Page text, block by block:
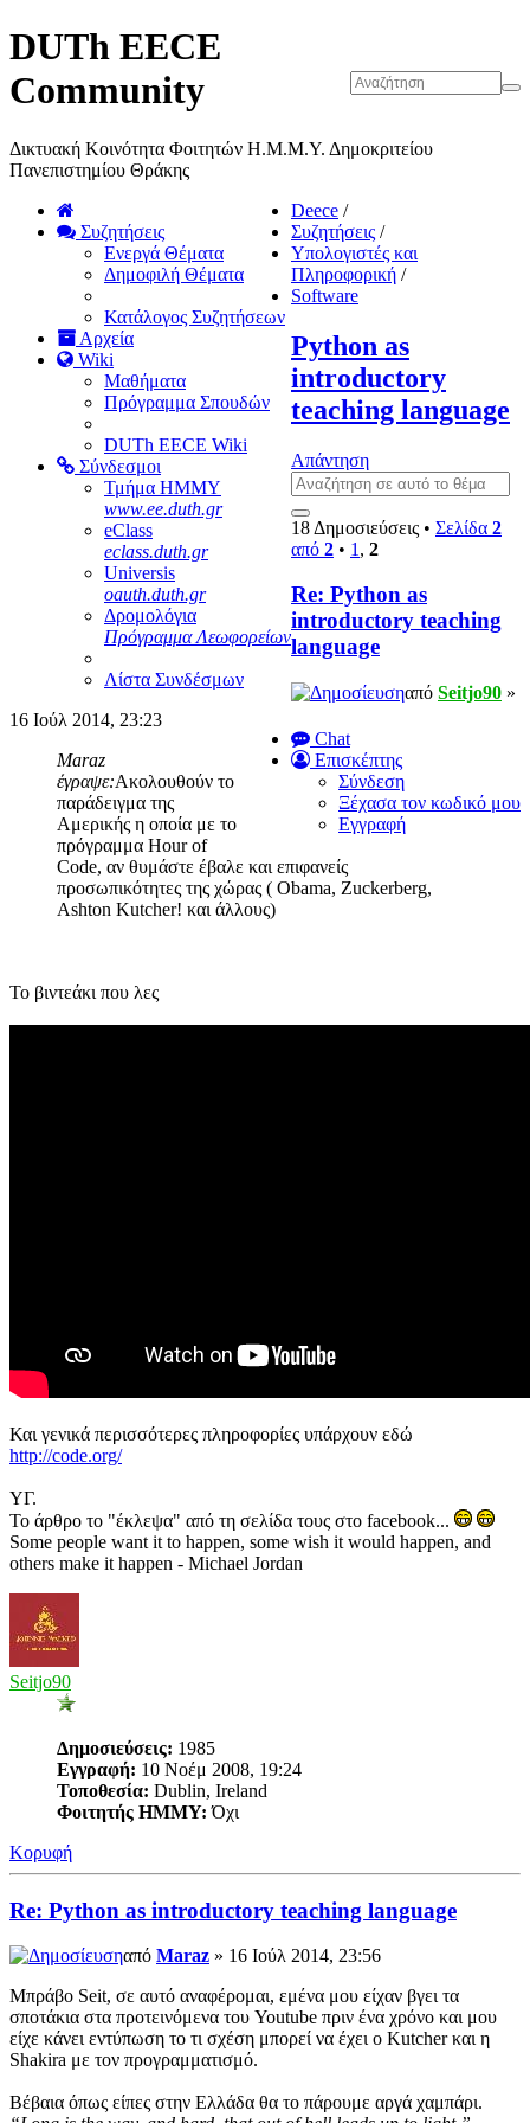
DUTh EECE
Community
Δικτυακή Κοινότητα Φοιτητών Η.Μ.Μ.Υ. Δημοκριτείου
Πανεπιστημίου Θράκης
Συζητήσεις
Ενεργά Θέματα
Δημοφιλή Θέματα
Κατάλογος Συζητήσεων
Αρχεία
Wiki
Μαθήματα
Πρόγραμμα Σπουδών
DUTh EECE Wiki
Σύνδεσμοι
Τμήμα ΗΜΜΥ
www.ee.duth.gr
eClass
eclass.duth.gr
Universis
oauth.duth.gr
Δρομολόγια
Πρόγραμμα Λεωφορείων
Λίστα Συνδέσμων
Chat
Επισκέπτης
Σύνδεση
Ξέχασα τον κωδικό μου
Εγγραφή
Deece /
Συζητήσεις /
Υπολογιστές και
Πληροφορική /
Software
Python as
introductory
teaching language
Απάντηση
18 Δημοσιεύσεις • Σελίδα 2
από 2 • 1 , 2
Re: Python as
introductory teaching
language
από Seitjo90 »
16 Ιούλ 2014, 23:23
Maraz
έγραψε:Ακολουθούν το
παράδειγμα της
Αμερικής η οποία με το
πρόγραμμα Hour of
Code, αν θυμάστε έβαλε και επιφανείς
προσωπικότητες της χώρας ( Obama, Zuckerberg,
Ashton Kutcher! και άλλους)
Το βιντεάκι που λες
Και γενικά περισσότερες πληροφορίες υπάρχουν εδώ
http://code.org/
ΥΓ.
Το άρθρο το "έκλεψα" από τη σελίδα τους στο facebook...
Some people want it to happen, some wish it would happen, and
others make it happen - Michael Jordan
Seitjo90
Δημοσιεύσεις: 1985
Εγγραφή: 10 Νοέμ 2008, 19:24
Τοποθεσία: Dublin, Ireland
Φοιτητής ΗΜΜΥ: Όχι
Κορυφή
Re: Python as introductory teaching language
από Maraz » 16 Ιούλ 2014, 23:56
Μπράβο Seit, σε αυτό αναφέρομαι, εμένα μου είχαν βγει τα
σποτάκια στα προτεινόμενα του Youtube πριν ένα χρόνο και μου
είχε κάνει εντύπωση το τι σχέση μπορεί να έχει ο Kutcher και η
Shakira με τον προγραμματισμό.
Βέβαια όπως είπες στην Ελλάδα θα το πάρουμε αργά χαμπάρι.